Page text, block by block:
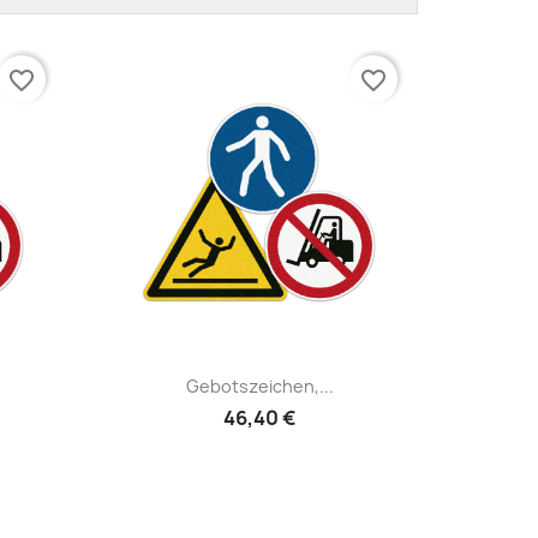
favorite_border
Schnellansicht
Gebotszeichen,...
46,40 €
favorite_border